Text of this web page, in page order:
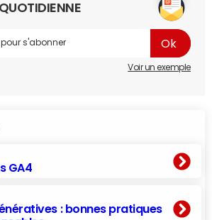
Voir un exemple
GA4
: bonnes pratiques